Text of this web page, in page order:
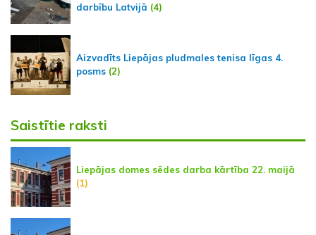
darbību Latvijā (4)
Aizvadīts Liepājas pludmales tenisa līgas 4.
posms (2)
Saistītie raksti
Liepājas domes sēdes darba kārtība 22. maijā
(1)